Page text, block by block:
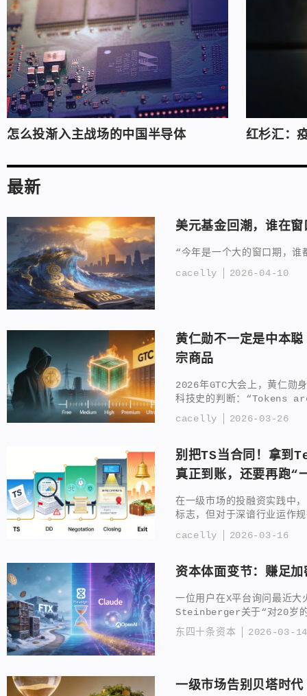
怎么投渐入主战场的中国半导体 红杉汇：
最新
美元基金回潮，谁在
“今年是一个大的窗口期，谁
cacelly
2026-04-10
黄仁勋不一定是中本
宗商品
2026年GTC大会上，黄仁勋
科技史的判断：“Tokens
cacelly
2026-03-26
别把TS当合同！拿到
真正到账，还要再跑“
在一级市场的投融资实践中
标志，但对于深谙行业运作
cacelly
2026-03-16
资本体面变节：赚足
一位用户在X平台询问最近
Steinberger关于“对20岁的
“...
东四十条资本 2026-03-14
一级市场告别贝塔时代